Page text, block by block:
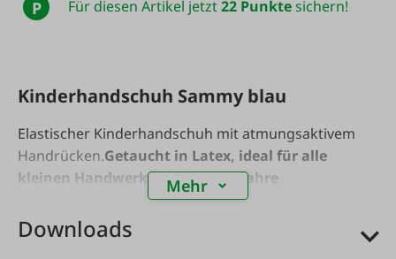
P Für diesen Artikel jetzt22 Punktesichern!
Kinderhandschuh Sammy blau
Elastischer Kinderhandschuh mit atmungsaktivem
Handrücken.Getaucht in Latex, ideal für alle
kleinen Handwerker!Größe: 4,6 Jahre
Mehr
Downloads